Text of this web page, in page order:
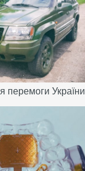
перемоги України